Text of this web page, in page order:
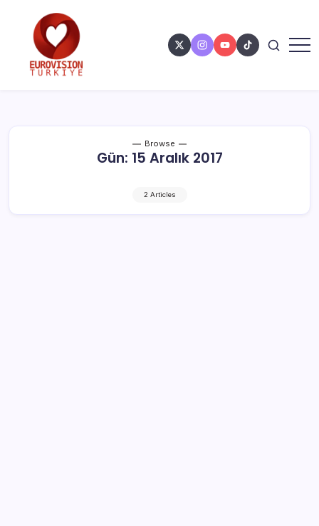
Browse
Gün: 15 Aralık 2017
2 Articles